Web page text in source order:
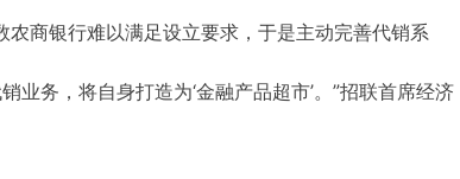
商银行难以满足设立要求，于是主动完善代销系
务，将自身打造为‘金融产品超市’。”招联首席经济